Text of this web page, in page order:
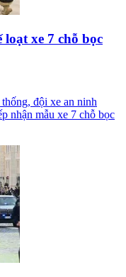
xe 7 chỗ bọc
đội xe an ninh
nhận mẫu xe 7 chỗ bọc